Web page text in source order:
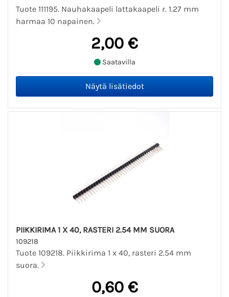
Tuote 111195. Nauhakaapeli lattakaapeli r. 1.27 mm
harmaa 10 napainen.
2,00 €
Saatavilla
PIIKKIRIMA 1 X 40, RASTERI 2.54 MM SUORA
109218
Tuote 109218. Piikkirima 1 x 40, rasteri 2.54 mm
suora.
0,60 €